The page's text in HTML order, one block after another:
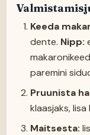
Keeda
dente. Nipp:
paremini
Pruunista
klaasjaks,
Maitsesta: